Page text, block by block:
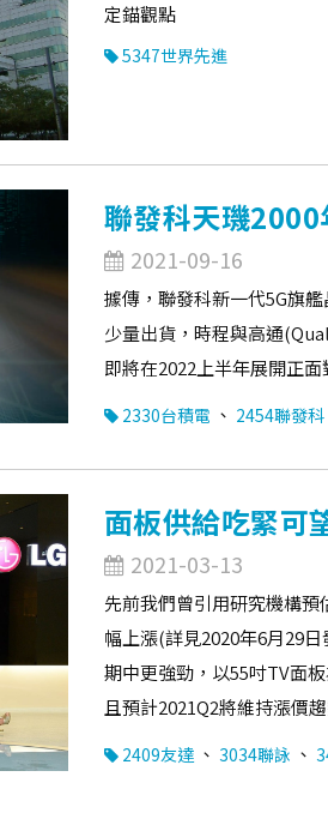
定錨觀點
5347世界先進
聯發科天璣
2021-09-16
據傳，聯發科新一代5G旗
少量出貨，時程與高通
即將在2022上半年展開正面
2330台積電 、 2454聯發科
面板供給吃緊可
2021-03-13
先前我們曾引用研究機構預
幅上漲(詳見2020年6月29
期中更強勁，以55吋TV面
且預計2021Q2將維持漲價
2409友達 、 3034聯詠 、